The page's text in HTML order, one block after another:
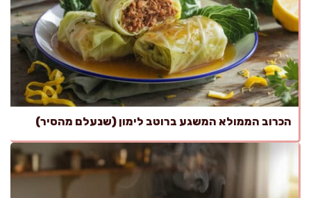
הכרוב הממולא המשגע ברוטב לימון (שנעלם מהסיר)